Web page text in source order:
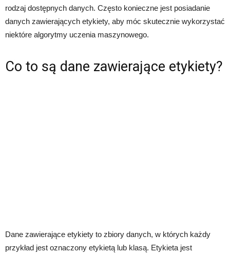
rodzaj dostępnych danych. Często konieczne jest posiadanie
danych zawierających etykiety, aby móc skutecznie wykorzystać
niektóre algorytmy uczenia maszynowego.
Co to są dane zawierające etykiety?
Dane zawierające etykiety to zbiory danych, w których każdy
przykład jest oznaczony etykietą lub klasą. Etykieta jest